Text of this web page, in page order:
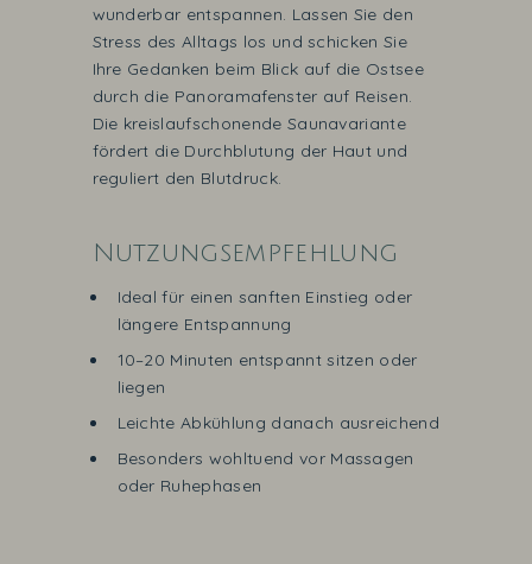
wunderbar entspannen. Lassen Sie den
Stress des Alltags los und schicken Sie
Ihre Gedanken beim Blick auf die Ostsee
durch die Panoramafenster auf Reisen.
Die kreislaufschonende Saunavariante
fördert die Durchblutung der Haut und
reguliert den Blutdruck.
Nutzungsempfehlung
Ideal für einen sanften Einstieg oder
längere Entspannung
10–20 Minuten entspannt sitzen oder
liegen
Leichte Abkühlung danach ausreichend
Besonders wohltuend vor Massagen
oder Ruhephasen